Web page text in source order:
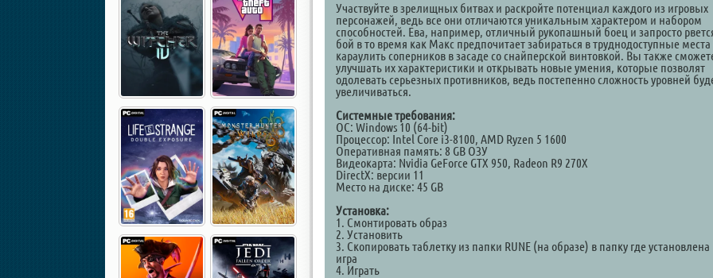
Участвуйте в зрелищных битвах и раскройте потенциал каждого из игровых
персонажей, ведь все они отличаются уникальным характером и набором
способностей. Ева, например, отличный рукопашный боец и запросто
бой в то время как Макс предпочитает забираться в труднодоступные
караулить соперников в засаде со снайперской винтовкой. Вы также
улучшать их характеристики и открывать новые умения, которые позволят
одолевать серьезных противников, ведь постепенно сложность уровней
увеличиваться.
Системные требования:
ОС: Windows 10 (64-bit)
Процессор: Intel Core i3-8100, AMD Ryzen 5 1600
Оперативная память: 8 GB ОЗУ
Видеокарта: Nvidia GeForce GTX 950, Radeon R9 270X
DirectX: версии 11
Место на диске: 45 GB
Установка:
1. Смонтировать образ
2. Установить
3. Скопировать таблетку из папки RUNE (на образе) в папку где установлена
игра
4. Играть